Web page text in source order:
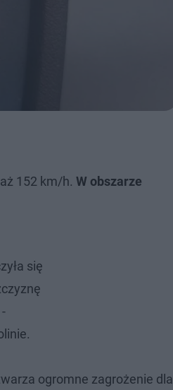
152 km/h. W obszarze
się
ogromne zagrożenie dla